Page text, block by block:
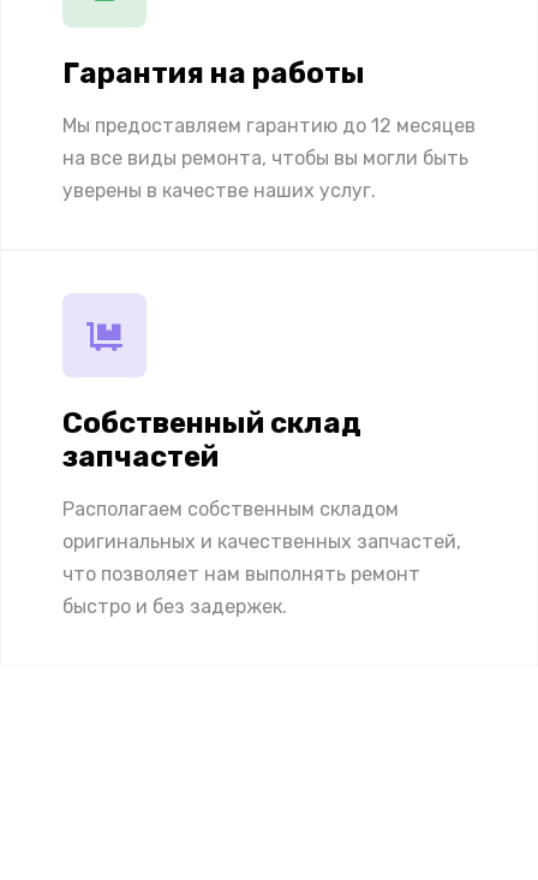
Гарантия на работы
Мы предоставляем гарантию до 12 месяцев
на все виды ремонта, чтобы вы могли быть
уверены в качестве наших услуг.
Собственный склад
запчастей
Располагаем собственным складом
оригинальных и качественных запчастей,
что позволяет нам выполнять ремонт
быстро и без задержек.